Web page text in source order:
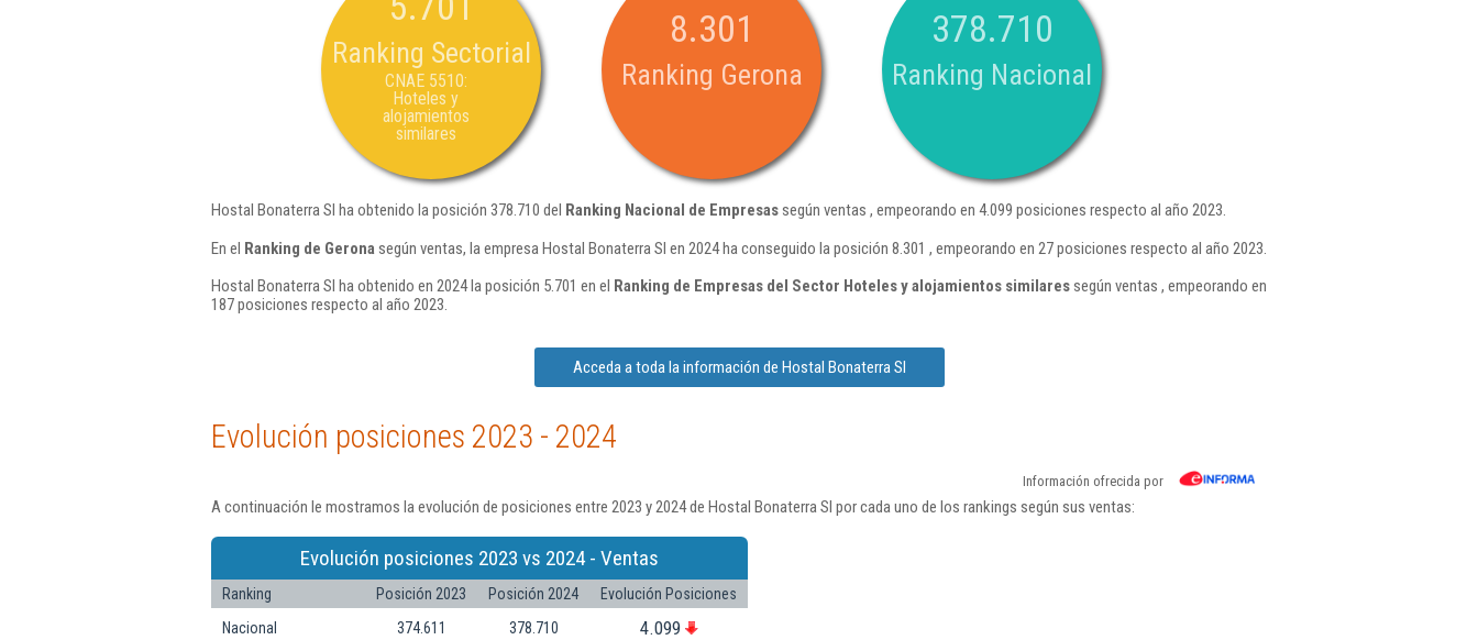
Ranking Sectorial
CNAE 5510:
Hoteles y
alojamientos
similares
8.301
Ranking Gerona
378.710
Ranking Nacional
Hostal Bonaterra Sl ha obtenido la posición 378.710 del Ranking Nacional de Empresassegún ventas , empeorando en 4.099 posiciones respecto al año 2023.
En el Ranking de Gerona según ventas, la empresa Hostal Bonaterra Sl en 2024 ha conseguido la posición 8.301 , empeorando en 27 posiciones respecto al año 2023.
Hostal Bonaterra Sl ha obtenido en 2024 la posición 5.701 en el Ranking de Empresas del Sector Hoteles y alojamientos similaressegún ventas , empeorando en
187 posiciones respecto al año 2023.
Acceda a toda la información de Hostal Bonaterra Sl
Evolución posiciones 2023 - 2024
Información ofrecida por
A continuación le mostramos la evolución de posiciones entre 2023 y 2024 de Hostal Bonaterra Sl por cada uno de los rankings según sus ventas:
Evolución posiciones 2023 vs 2024 - Ventas
Ranking Posición 2023 Posición 2024
Evolución Posiciones
Nacional
374.611 378.710 4.099